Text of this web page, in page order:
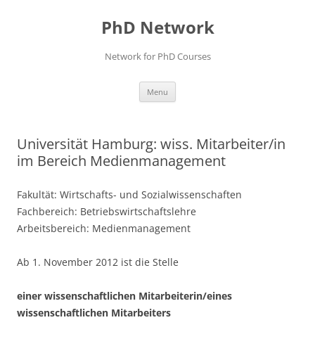
PhD Network
Network for PhD Courses
Menu
Universität Hamburg: wiss. Mitarbeiter/in
im Bereich Medienmanagement
Fakultät: Wirtschafts- und Sozialwissenschaften
Fachbereich: Betriebswirtschaftslehre
Arbeitsbereich: Medienmanagement
Ab 1. November 2012 ist die Stelle
einer wissenschaftlichen Mitarbeiterin/eines
wissenschaftlichen Mitarbeiters